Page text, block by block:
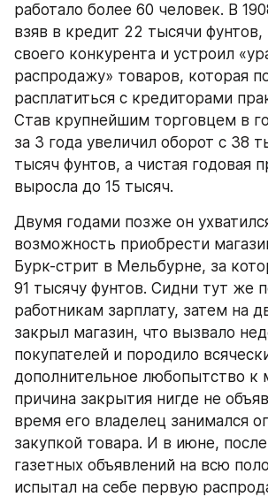
работало более 60 человек. В
взяв в кредит 22 тысячи фунтов,
своего конкурента и устроил
распродажу» товаров, которая
расплатиться с кредиторами
Став крупнейшим торговцем в
за 3 года увеличил оборот с 38
тысяч фунтов, а чистая годовая
выросла до 15 тысяч.
Двумя годами позже он
возможность приобрести
Бурк-стрит в Мельбурне, за
91 тысячу фунтов. Сидни тут же
работникам зарплату, затем на
закрыл магазин, что вызвало
покупателей и породило
дополнительное любопытство к
причина закрытия нигде не
время его владелец занимался
закупкой товара. И в июне,
газетных объявлений на всю
испытал на себе первую